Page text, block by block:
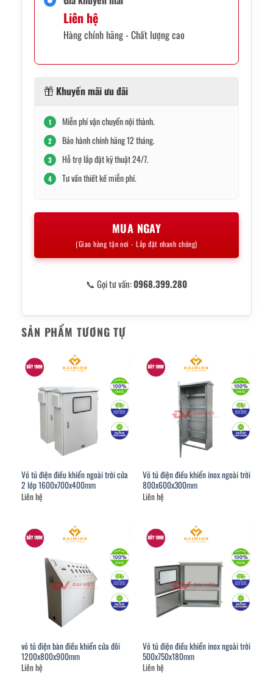
Liên hệ
Hàng chính hãng - Chất lượng cao
Khuyến mãi ưu đãi
1 Miễn phí vận chuyển nội thành.
2 Bảo hành chính hãng 12 tháng.
3 Hỗ trợ lắp đặt kỹ thuật 24/7.
4 Tư vấn thiết kế miễn phí.
MUA NGAY
(Giao hàng tận nơi - Lắp đặt nhanh chóng)
📞 Gọi tư vấn:0968.399.280
SẢN PHẨM TƯƠNG TỰ
Vỏ tủ điện điều khiển ngoài trời cửa
2 lớp 1600x700x400mm
Liên hệ
Vỏ tủ điện điều khiển inox ngoài trời
800x600x300mm
Liên hệ
vỏ tủ điện bàn điều khiển cửa đôi
1200x800x900mm
Liên hệ
Vỏ tủ điện điều khiển inox ngoài trời
500x750x180mm
Liên hệ